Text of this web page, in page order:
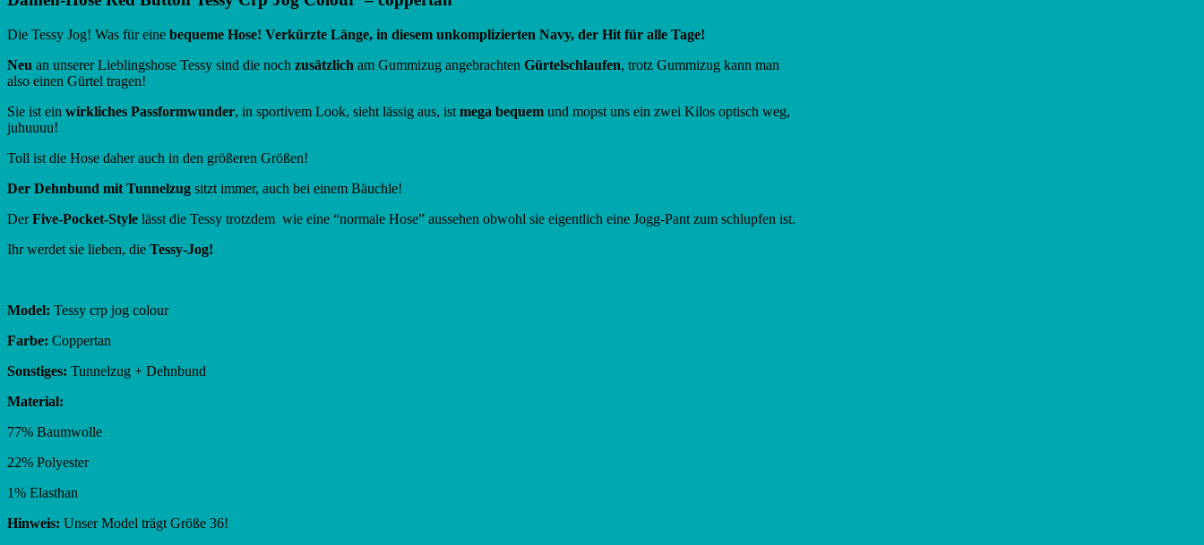
Die Tessy Jog! Was für eine bequeme Hose! Verkürzte Länge, in diesem unkomplizierten Navy, der Hit für alle Tage!
Neu an unserer Lieblingshose Tessy sind die noch zusätzlich am Gummizug angebrachten Gürtelschlaufen, trotz Gummizug kann man
also einen Gürtel tragen!
Sie ist ein wirkliches Passformwunder, in sportivem Look, sieht lässig aus, ist mega bequem und mopst uns ein zwei Kilos optisch weg,
juhuuuu!
Toll ist die Hose daher auch in den größeren Größen!
Der Dehnbund mit Tunnelzug sitzt immer, auch bei einem Bäuchle!
DerFive-Pocket-Style lässt die Tessy trotzdem wie eine “normale Hose” aussehen obwohl sie eigentlich eine Jogg-Pant zum schlupfen ist.
Ihr werdet sie lieben, die Tessy-Jog!
Model: Tessy crp jog colour
Farbe: Coppertan
Sonstiges: Tunnelzug + Dehnbund
Material:
77% Baumwolle
22% Polyester
1% Elasthan
Hinweis: Unser Model trägt Größe 36!